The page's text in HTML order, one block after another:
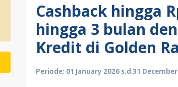
Cashback hingga
hingga 3 bulan
Kredit di Golden
Periode: 01 January 2026 s.d 31